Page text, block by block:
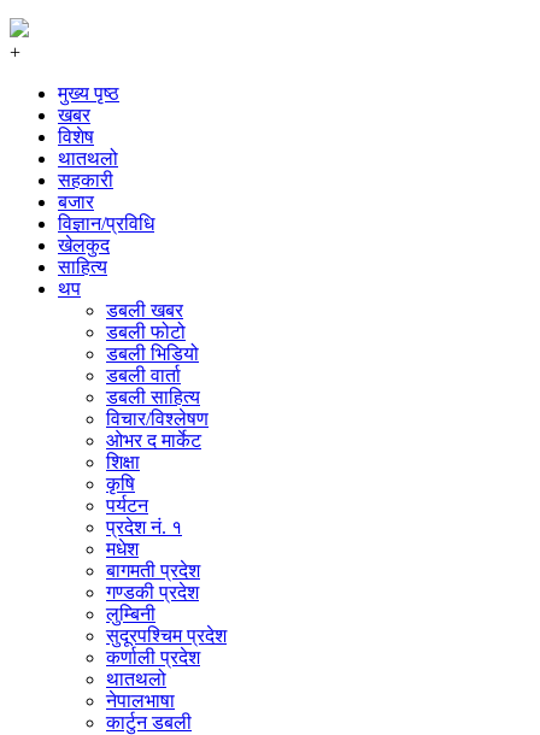
+
मुख्य पृष्ठ
खबर
विशेष
थातथलो
सहकारी
बजार
विज्ञान/प्रविधि
खेलकुद
साहित्य
थप
डबली खबर
डबली फोटो
डबली भिडियो
डबली वार्ता
डबली साहित्य
विचार/विश्‍लेषण
ओभर द मार्केट
शिक्षा
कृषि
पर्यटन
प्रदेश नं. १
मधेश
बागमती प्रदेश
गण्डकी प्रदेश
लुम्बिनी
सुदूरपश्चिम प्रदेश
कर्णाली प्रदेश
थातथलो
नेपालभाषा
कार्टुन डबली